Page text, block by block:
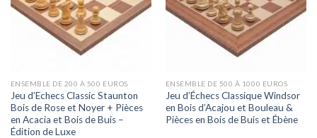
ENSEMBLE DE 200 À 500 EUROS
Jeu d’Echecs Classic Staunton
Bois de Rose et Noyer + Pièces
en Acacia et Bois de Buis –
Édition de Luxe
ENSEMBLE DE 500 À 1000 EUROS
Jeu d’Échecs Classique Windsor
en Bois d’Acajou et Bouleau &
Pièces en Bois de Buis et Ébène